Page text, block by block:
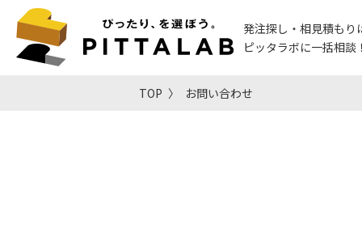
発注探し・相見積もり
ピッタラボに一括相談
TOP お問い合わせ